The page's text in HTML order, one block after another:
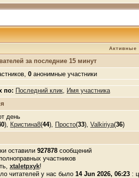
Активные
за последние 15 минут
0 анонимные участники
по: Последний клик, Имя участника
день
), Кристина8(44), Просто(33), Valkiriya(36)
оставили 927878 сообщений
полноправных участников
xtaletpxyk!
читателей у нас было 14 Jun 2026, 06:23 :